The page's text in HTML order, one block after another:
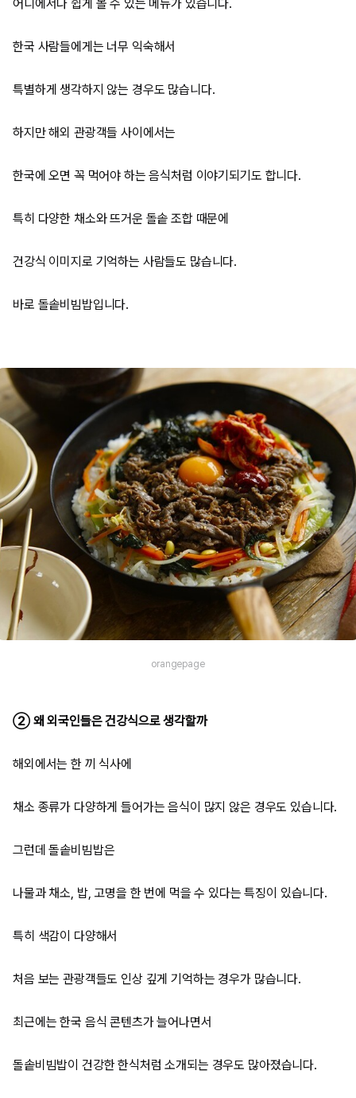
어디에서나 쉽게 볼 수 있는 메뉴가 있습니다.
한국 사람들에게는 너무 익숙해서
특별하게 생각하지 않는 경우도 많습니다.
하지만 해외 관광객들 사이에서는
한국에 오면 꼭 먹어야 하는 음식처럼 이야기되기도 합니다.
특히 다양한 채소와 뜨거운 돌솥 조합 때문에
건강식 이미지로 기억하는 사람들도 많습니다.
바로 돌솥비빔밥입니다.
orangepage
② 왜 외국인들은 건강식으로 생각할까
해외에서는 한 끼 식사에
채소 종류가 다양하게 들어가는 음식이 많지 않은 경우도 있습니다.
그런데 돌솥비빔밥은
나물과 채소, 밥, 고명을 한 번에 먹을 수 있다는 특징이 있습니다.
특히 색감이 다양해서
처음 보는 관광객들도 인상 깊게 기억하는 경우가 많습니다.
최근에는 한국 음식 콘텐츠가 늘어나면서
돌솥비빔밥이 건강한 한식처럼 소개되는 경우도 많아졌습니다.